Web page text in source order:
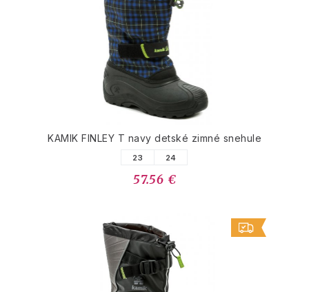
KAMIK FINLEY T navy detské zimné snehule
23 24
57.56 €